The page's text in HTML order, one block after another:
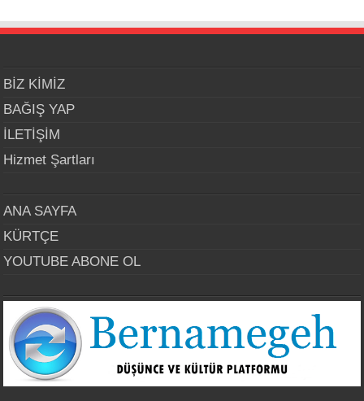
BİZ KİMİZ
BAĞIŞ YAP
İLETİŞİM
Hizmet Şartları
ANA SAYFA
KÜRTÇE
YOUTUBE ABONE OL